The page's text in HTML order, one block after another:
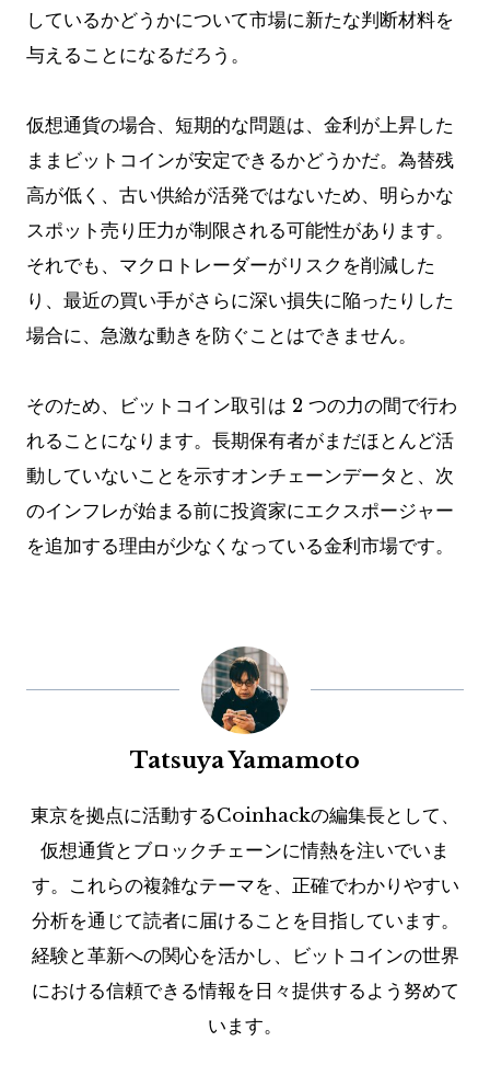
しているかどうかについて市場に新たな判断材料を
与えることになるだろう。
仮想通貨の場合、短期的な問題は、金利が上昇した
ままビットコインが安定できるかどうかだ。為替残
高が低く、古い供給が活発ではないため、明らかな
スポット売り圧力が制限される可能性があります。
それでも、マクロトレーダーがリスクを削減した
り、最近の買い手がさらに深い損失に陥ったりした
場合に、急激な動きを防ぐことはできません。
そのため、ビットコイン取引は 2 つの力の間で行わ
れることになります。長期保有者がまだほとんど活
動していないことを示すオンチェーンデータと、次
のインフレが始まる前に投資家にエクスポージャー
を追加する理由が少なくなっている金利市場です。
Tatsuya Yamamoto
東京を拠点に活動するCoinhackの編集長として、
仮想通貨とブロックチェーンに情熱を注いでいま
す。これらの複雑なテーマを、正確でわかりやすい
分析を通じて読者に届けることを目指しています。
経験と革新への関心を活かし、ビットコインの世界
における信頼できる情報を日々提供するよう努めて
います。